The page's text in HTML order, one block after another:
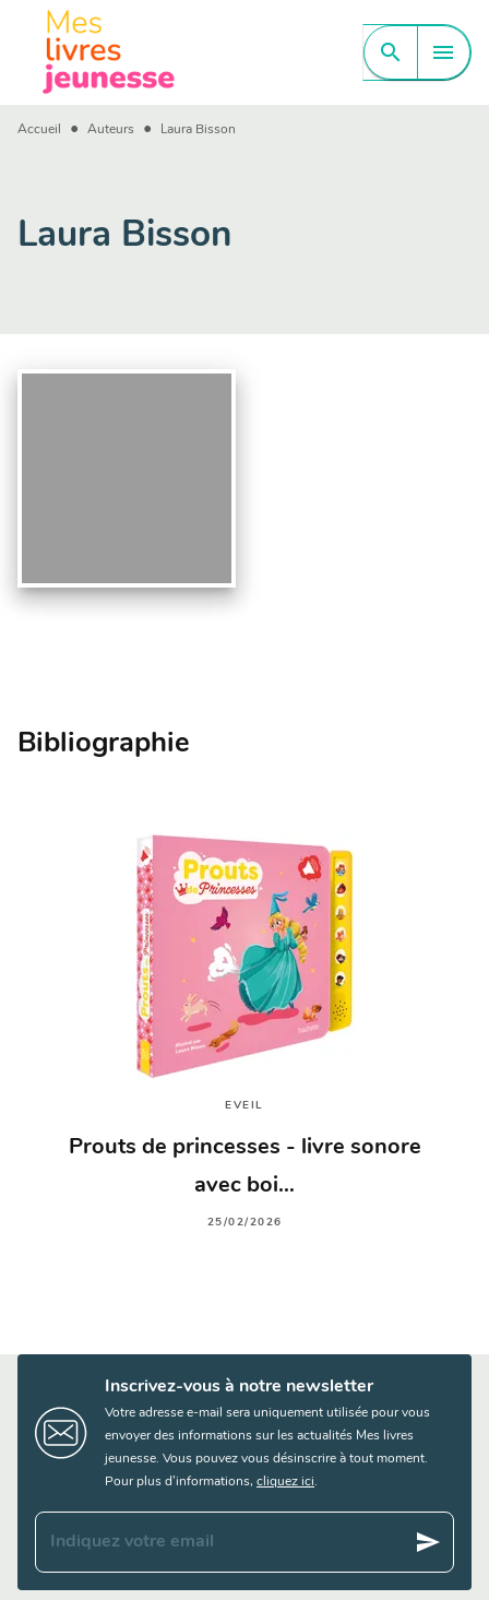
MENU CONTENU
PIED DE PAGE
search menu
Accueil • Auteurs • Laura Bisson
Laura Bisson
Bibliographie
EVEIL
Prouts de princesses - livre sonore
avec boi…
25/02/2026
Inscrivez-vous à notre newsletter
Votre adresse e-mail sera uniquement utilisée pour vous
envoyer des informations sur les actualités Mes livres
jeunesse. Vous pouvez vous désinscrire à tout moment.
Pour plus d’informations, cliquez ici.
Indiquez votre email send